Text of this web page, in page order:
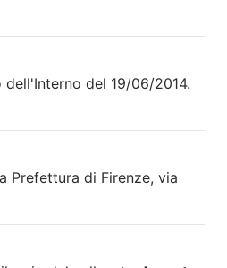
dell'Interno del 19/06/2014.
Prefettura di Firenze, via